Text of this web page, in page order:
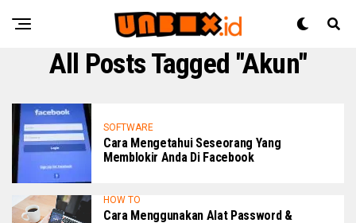
All Posts Tagged "Akun"
SOFTWARE
Cara Mengetahui Seseorang Yang
Memblokir Anda Di Facebook
HOW TO
Cara Menggunakan Alat Password &